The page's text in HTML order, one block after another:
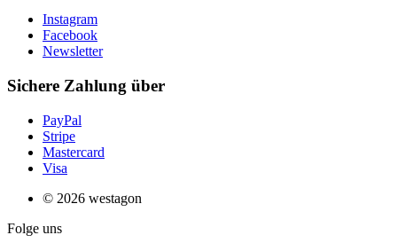
Instagram
Facebook
Newsletter
Sichere Zahlung über
PayPal
Stripe
Mastercard
Visa
© 2026 westagon
Folge uns